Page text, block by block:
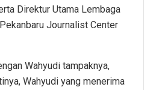
Direktur Utama Lembaga
Journalist Center
Wahyudi tampaknya,
Wahyudi yang menerima